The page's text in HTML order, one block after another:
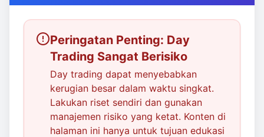
Peringatan Penting: Day
Trading Sangat Berisiko
Day trading dapat menyebabkan
kerugian besar dalam waktu singkat.
Lakukan riset sendiri dan gunakan
manajemen risiko yang ketat. Konten di
halaman ini hanya untuk tujuan edukasi